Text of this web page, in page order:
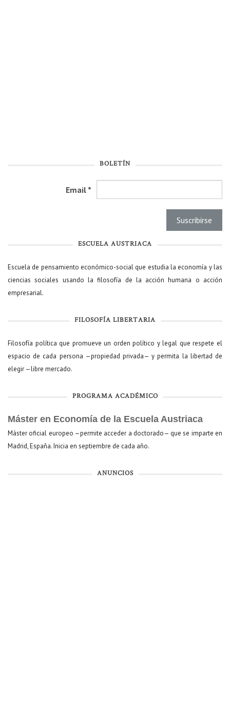
BOLETÍN
Email *
ESCUELA AUSTRIACA
Escuela de pensamiento económico-social que estudia la economía y las
ciencias sociales usando la filosofía de la acción humana o acción
empresarial.
FILOSOFÍA LIBERTARIA
Filosofía política que promueve un orden político y legal que respete el
espacio de cada persona —propiedad privada— y permita la libertad de
elegir —libre mercado.
PROGRAMA ACADÉMICO
Máster en Economía de la Escuela Austriaca
Máster oficial europeo —permite acceder a doctorado— que se imparte en
Madrid, España. Inicia en septiembre de cada año.
ANUNCIOS